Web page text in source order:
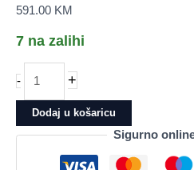
591.00 KM
7 na zalihi
-
MONITOR
Q25G4SR,
GAMING
+
Dodaj u košaricu
Sigurno